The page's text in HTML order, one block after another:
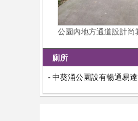
公園內地方通道設計尚
廁所
- 中葵涌公園設有暢通易